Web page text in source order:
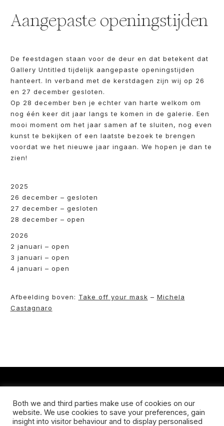
Aangepaste openingstijden
De feestdagen staan voor de deur en dat betekent dat
Gallery Untitled tijdelijk aangepaste openingstijden
hanteert. In verband met de kerstdagen zijn wij op 26
en 27 december gesloten.
Op 28 december ben je echter van harte welkom om
nog één keer dit jaar langs te komen in de galerie. Een
mooi moment om het jaar samen af te sluiten, nog even
kunst te bekijken of een laatste bezoek te brengen
voordat we het nieuwe jaar ingaan. We hopen je dan te
zien!
2025
26 december – gesloten
27 december – gesloten
28 december – open
2026
2 januari – open
3 januari – open
4 januari – open
Afbeelding boven: Take off your mask – Michela
Castagnaro
Koningsveldestraat 14
Both we and third parties make use of cookies on our
website. We use cookies to save your preferences, gain
insight into visitor behaviour and to display personalised